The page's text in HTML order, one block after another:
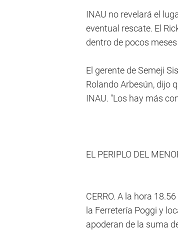
INAU no revelará el
eventual rescate. El
dentro de pocos
El gerente de Semeji
Rolando Arbesún, dijo
INAU. "Los hay más
EL PERIPLO DEL
CERRO. A la hora
la Ferretería Poggi y
apoderan de la suma